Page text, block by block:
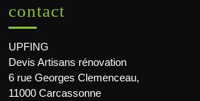
contact
UPFING
Devis Artisans rénovation
6 rue Georges Clemenceau,
11000 Carcassonne